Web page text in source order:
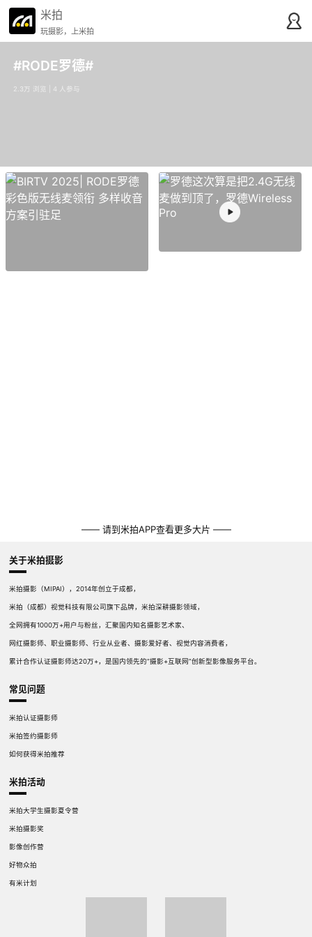
米拍
玩摄影，上米拍
#RODE罗德#
2.3万 浏览 | 4 人参与
—— 请到米拍APP查看更多大片 ——
关于米拍摄影
米拍摄影（MIPAI），2014年创立于成都，
米拍（成都）视觉科技有限公司旗下品牌，米拍深耕摄影领域，
全网拥有1000万+用户与粉丝，汇聚国内知名摄影艺术家、
网红摄影师、职业摄影师、行业从业者、摄影爱好者、视觉内容消费者，
累计合作认证摄影师达20万+，是国内领先的“摄影+互联网”创新型影像服务平台。
常见问题
米拍认证摄影师
米拍签约摄影师
如何获得米拍推荐
米拍活动
米拍大学生摄影夏令营
米拍摄影奖
影像创作营
好物众拍
有米计划